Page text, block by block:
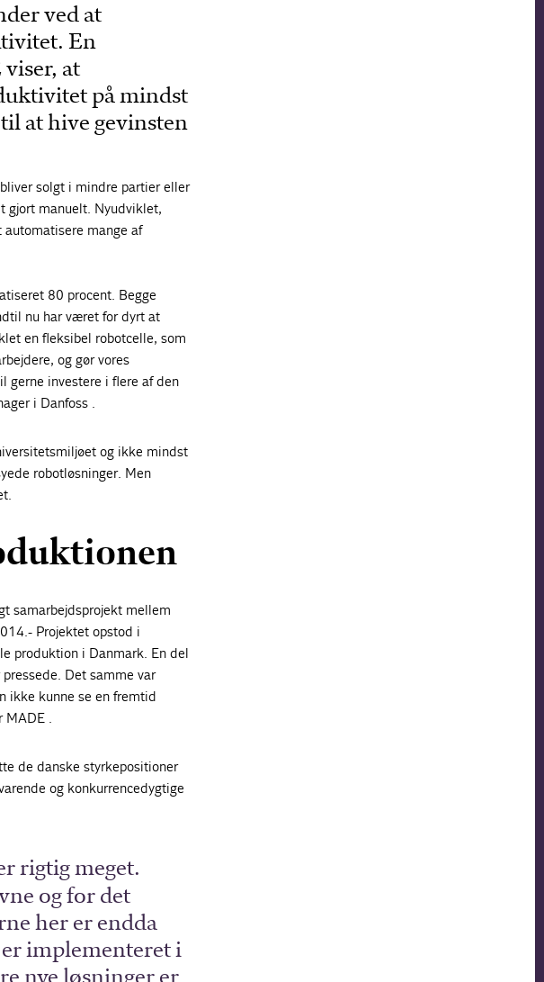
ved at
En
at
på mindst
at hive gevinsten
solgt i mindre partier eller
gjort manuelt. Nyudviklet,
mange af
80 procent. Begge
nu har været for dyrt at
en fleksibel robotcelle, som
og gør vores
gerne investere i flere af den
i Danfoss .
og ikke mindst
robotløsninger. Men
samarbejdsprojekt mellem
Projektet opstod i
produktion i Danmark. En del
Det samme var
ikke kunne se en fremtid
MADE .
de danske styrkepositioner
og konkurrencedygtige
rigtig meget.
og for det
her er endda
implementeret i
nye løsninger er